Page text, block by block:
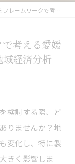
える愛媛県今治市宇和島市の事例と地域経済分析
考える愛媛
経済分析
検討する際、ど
りませんか？地
変化し、特に製
きく影響しま